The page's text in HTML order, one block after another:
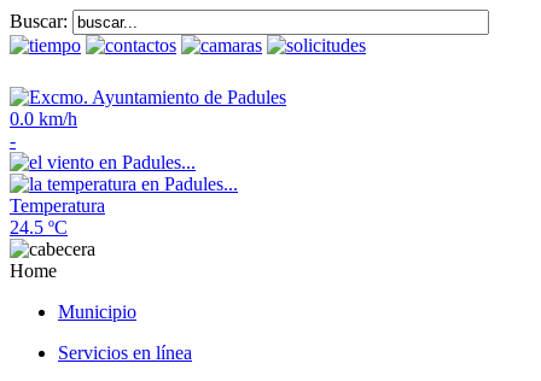
Buscar:
0.0 km/h
-
Temperatura
24.5 ºC
Home
Municipio
Servicios en línea